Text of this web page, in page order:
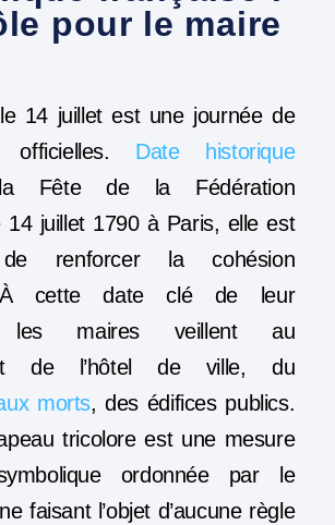
pour le maire
14 juillet est une journée de
officielles. Date historique
la Fête de la Fédération
14 juillet 1790 à Paris, elle est
de renforcer la cohésion
À cette date clé de leur
maires veillent au
de l’hôtel de ville, du
morts, des édifices publics.
tricolore est une mesure
ordonnée par le
faisant l’objet d’aucune règle